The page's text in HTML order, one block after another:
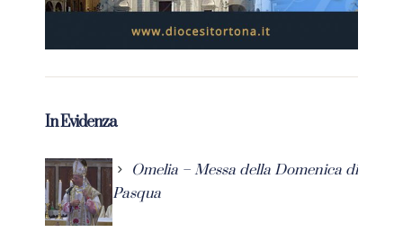
In Evidenza
Omelia – Messa della Domenica di
Pasqua